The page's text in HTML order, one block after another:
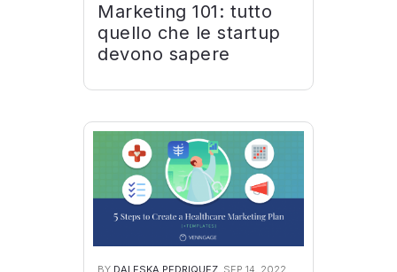
Marketing 101: tutto
quello che le startup
devono sapere
BY DALESKA PEDRIQUEZ, SEP 14, 2022